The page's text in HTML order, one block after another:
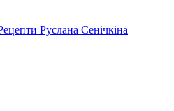
Руслана Сенічкіна